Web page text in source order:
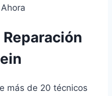
más de 20 técnicos